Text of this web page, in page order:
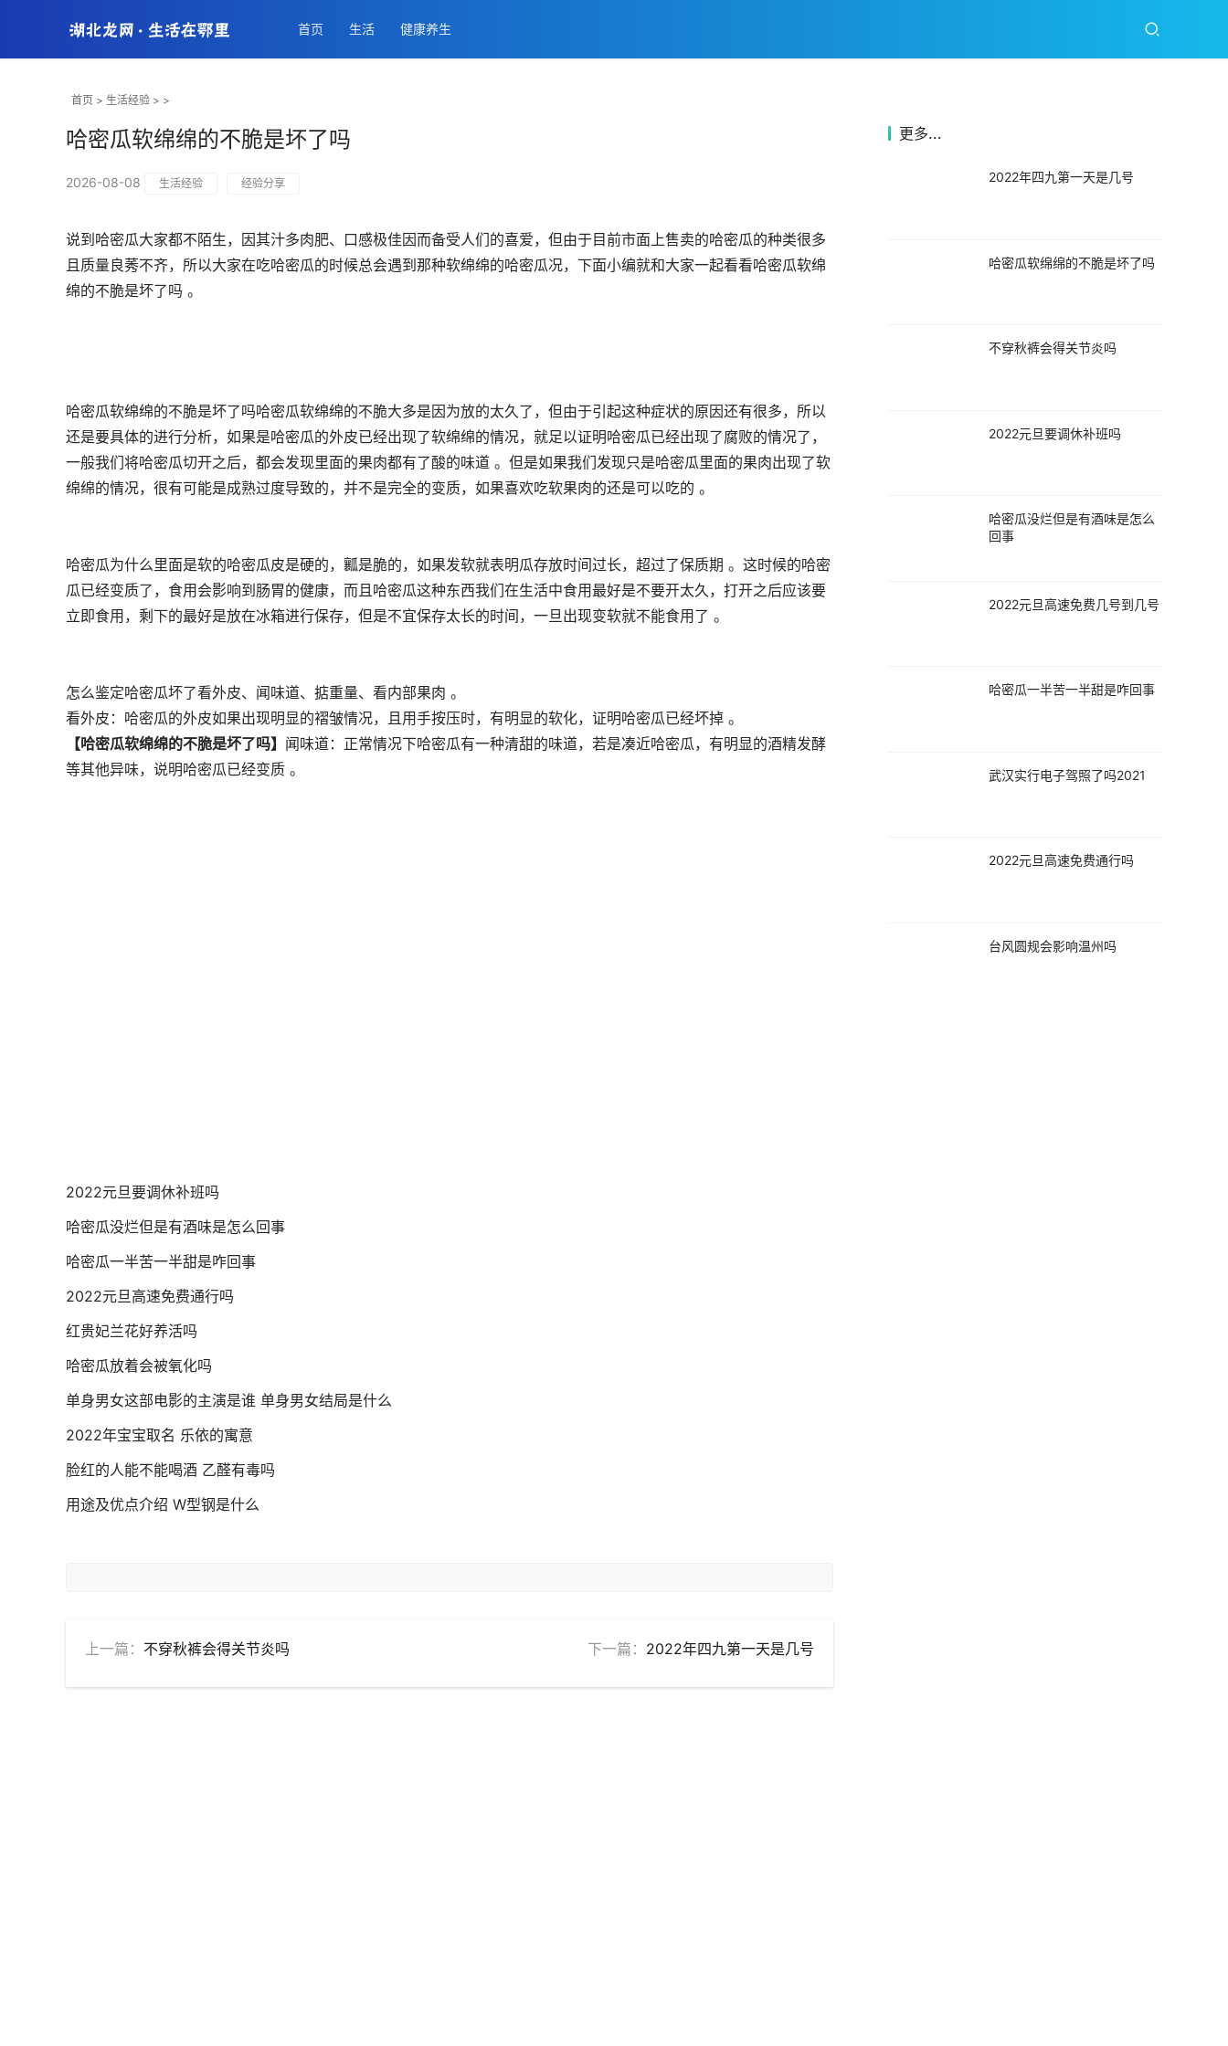
首页 生活 健康养生
首页 > 生活经验 > >
哈密瓜软绵绵的不脆是坏了吗
2026-08-08 生活经验 经验分享
说到哈密瓜大家都不陌生，因其汁多肉肥、口感极佳因而备受人们的喜爱，但由于目前市面上售卖的哈密瓜的种类很多
且质量良莠不齐，所以大家在吃哈密瓜的时候总会遇到那种软绵绵的哈密瓜况，下面小编就和大家一起看看哈密瓜软绵
绵的不脆是坏了吗 。
哈密瓜软绵绵的不脆是坏了吗哈密瓜软绵绵的不脆大多是因为放的太久了，但由于引起这种症状的原因还有很多，所以
还是要具体的进行分析，如果是哈密瓜的外皮已经出现了软绵绵的情况，就足以证明哈密瓜已经出现了腐败的情况了，
一般我们将哈密瓜切开之后，都会发现里面的果肉都有了酸的味道 。但是如果我们发现只是哈密瓜里面的果肉出现了软
绵绵的情况，很有可能是成熟过度导致的，并不是完全的变质，如果喜欢吃软果肉的还是可以吃的 。
哈密瓜为什么里面是软的哈密瓜皮是硬的，瓤是脆的，如果发软就表明瓜存放时间过长，超过了保质期 。这时候的哈密
瓜已经变质了，食用会影响到肠胃的健康，而且哈密瓜这种东西我们在生活中食用最好是不要开太久，打开之后应该要
立即食用，剩下的最好是放在冰箱进行保存，但是不宜保存太长的时间，一旦出现变软就不能食用了 。
怎么鉴定哈密瓜坏了看外皮、闻味道、掂重量、看内部果肉 。
看外皮：哈密瓜的外皮如果出现明显的褶皱情况，且用手按压时，有明显的软化，证明哈密瓜已经坏掉 。
【哈密瓜软绵绵的不脆是坏了吗】 闻味道：正常情况下哈密瓜有一种清甜的味道，若是凑近哈密瓜，有明显的酒精发酵
等其他异味，说明哈密瓜已经变质 。
2022元旦要调休补班吗
哈密瓜没烂但是有酒味是怎么回事
哈密瓜一半苦一半甜是咋回事
2022元旦高速免费通行吗
红贵妃兰花好养活吗
哈密瓜放着会被氧化吗
单身男女这部电影的主演是谁 单身男女结局是什么
2022年宝宝取名 乐依的寓意
脸红的人能不能喝酒 乙醛有毒吗
用途及优点介绍 W型钢是什么
上一篇： 不穿秋裤会得关节炎吗 下一篇： 2022年四九第一天是几号
更多...
2022年四九第一天是几号
哈密瓜软绵绵的不脆是坏了吗
不穿秋裤会得关节炎吗
2022元旦要调休补班吗
哈密瓜没烂但是有酒味是怎么
回事
2022元旦高速免费几号到几号
哈密瓜一半苦一半甜是咋回事
武汉实行电子驾照了吗2021
2022元旦高速免费通行吗
台风圆规会影响温州吗